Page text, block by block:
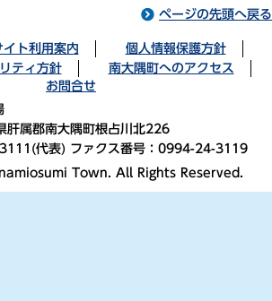
ページの先頭へ戻る
イト利用案内
個人情報保護方針
ティ方針
南大隅町へのアクセス
お問合せ
属郡南大隅町根占川北226
代表) ファクス番号：0994-24-3119
Town. All Rights Reserved.